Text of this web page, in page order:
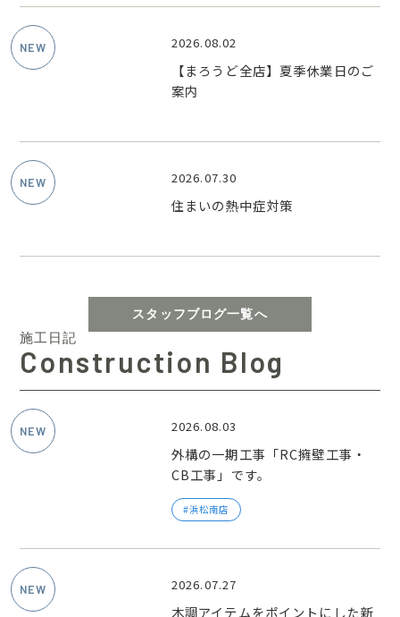
2026.08.02
【まろうど全店】夏季休業日のご
案内
2026.07.30
住まいの熱中症対策
スタッフブログ一覧へ
施工日記
Construction Blog
2026.08.03
外構の一期工事「RC擁壁工事・
CB工事」です。
浜松南店
2026.07.27
木調アイテムをポイントにした新